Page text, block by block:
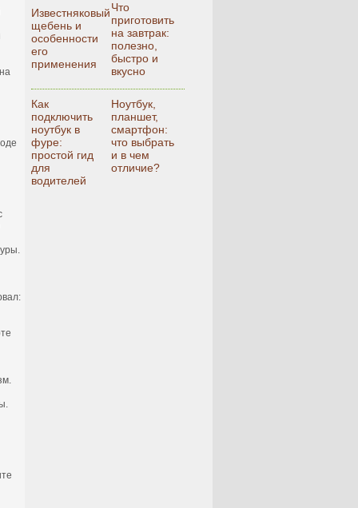
Известняковый
щебень и
особенности
его
применения
Что
приготовить
на завтрак:
полезно,
быстро и
вкусно
Как
подключить
ноутбук в
фуре:
простой гид
для
водителей
Ноутбук,
планшет,
смартфон:
что выбрать
и в чем
отличие?